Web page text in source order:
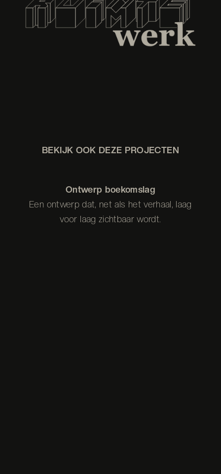
BEKIJK OOK DEZE PROJECTEN
Ontwerp boekomslag
Een ontwerp dat, net als het verhaal, laag
voor laag zichtbaar wordt.